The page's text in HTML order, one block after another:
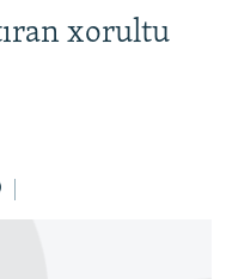
xorultu